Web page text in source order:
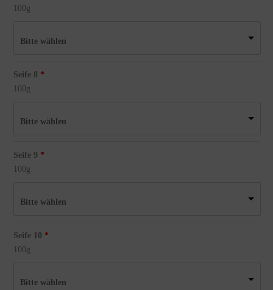
100g
Bitte wählen
Seife 8
100g
Bitte wählen
Seife 9
100g
Bitte wählen
Seife 10
100g
Bitte wählen